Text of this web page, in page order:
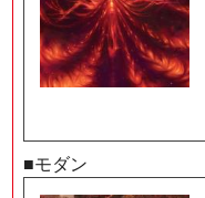
■モダン